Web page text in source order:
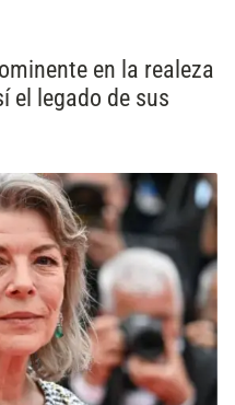
en la realeza
el legado de sus